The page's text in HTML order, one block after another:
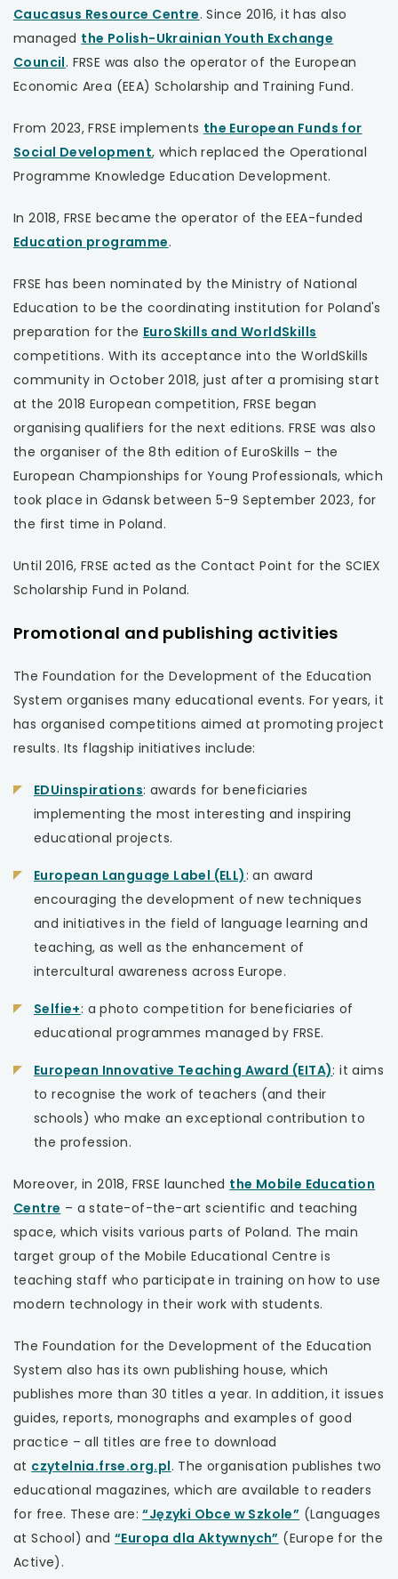
karcie
nowej
karcie
link
otwiera
się
w
karcie
Caucasus Resource Centreuwaga,
link
otwiera
się
nowej
karcie
. Since 2016, it has also
managed the Polish-Ukrainian Youth Exchange
Counciluwaga,
link
się
w
nowej
. FRSE was also the operator of the European
Economic Area (EEA) Scholarship and Training Fund.
From 2023, FRSE implements the European Funds for
Social Developmentuwaga,
link
się
w
, which replaced the Operational
Programme Knowledge Education Development.
In 2018, FRSE became the operator of the EEA-funded
Education programmeuwaga,
otwiera
się
w
nowej
karcie
.
FRSE has been nominated by the Ministry of National
Education to be the coordinating institution for Poland's
preparation for the EuroSkills and WorldSkills
link
otwiera
w
nowej
karcie
competitions. With its acceptance into the WorldSkills
community in October 2018, just after a promising start
at the 2018 European competition, FRSE began
organising qualifiers for the next editions. FRSE was also
the organiser of the 8th edition of EuroSkills – the
European Championships for Young Professionals, which
took place in Gdansk between 5-9 September 2023, for
the first time in Poland.
Until 2016, FRSE acted as the Contact Point for the SCIEX
Scholarship Fund in Poland.
Promotional and publishing activities
The Foundation for the Development of the Education
System organises many educational events. For years, it
has organised competitions aimed at promoting project
results. Its flagship initiatives include:
EDUinspirationsuwaga,
link
otwiera
w
nowej
karcie
: awards for beneficiaries
implementing the most interesting and inspiring
educational projects.
European Language Label (ELL) uwaga,
link
otwiera
się
w
karcie
: an award
encouraging the development of new techniques
and initiatives in the field of language learning and
teaching, as well as the enhancement of
intercultural awareness across Europe.
Selfie+uwaga,
link
się
w
nowej
karcie
: a photo competition for beneficiaries of
educational programmes managed by FRSE.
European Innovative Teaching Award (EITA)uwaga,
otwiera
nowej
karcie
: it aims
to recognise the work of teachers (and their
schools) who make an exceptional contribution to
the profession.
Moreover, in 2018, FRSE launched the Mobile Education
Centre uwaga,
link
otwiera
się
w
karcie
– a state-of-the-art scientific and teaching
space, which visits various parts of Poland. The main
target group of the Mobile Educational Centre is
teaching staff who participate in training on how to use
modern technology in their work with students.
The Foundation for the Development of the Education
System also has its own publishing house, which
publishes more than 30 titles a year. In addition, it issues
guides, reports, monographs and examples of good
practice – all titles are free to download
at czytelnia.frse.org.pluwaga,
link
otwiera
się
. The organisation publishes two
educational magazines, which are available to readers
for free. These are:“Języki Obce w Szkole” uwaga,
link
(Languages
at School) and“Europa dla Aktywnych” uwaga,
(Europe for the
Active).